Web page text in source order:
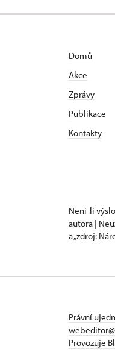
Domů
Akce
Zprávy
Publikace
Kontakty
Není-li
autora |
a „zdroj:
Právní
Provozuje